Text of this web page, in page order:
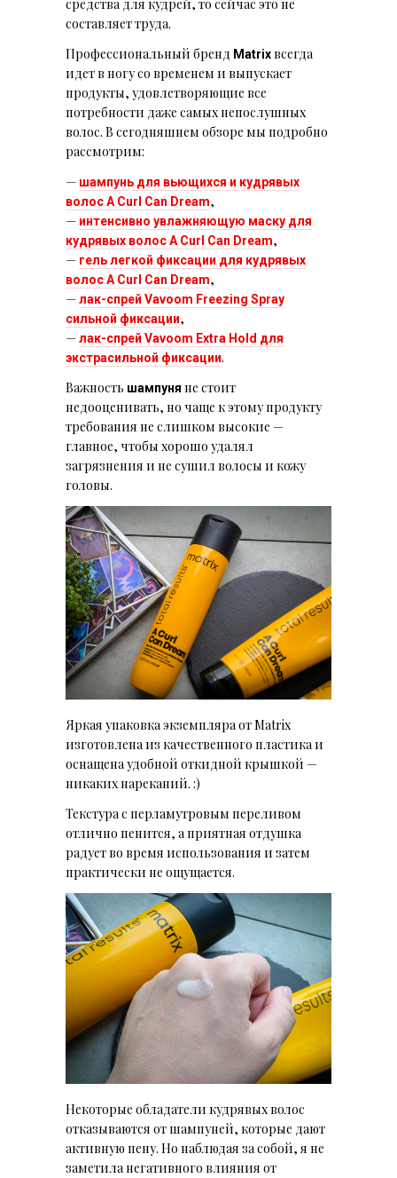
средства для кудрей, то сейчас это не
составляет труда.
Профессиональный бренд Matrixвсегда
идет в ногу со временем и выпускает
продукты, удовлетворяющие все
потребности даже самых непослушных
волос. В сегодняшнем обзоре мы подробно
рассмотрим:
— шампунь для вьющихся и кудрявых
волос A Curl Can Dream,
— интенсивно увлажняющую маску для
кудрявых волос A Curl Can Dream,
— гель легкой фиксации для кудрявых
волос A Curl Can Dream,
—лак-спрей Vavoom Freezing Spray
сильной фиксации,
—лак-спрей Vavoom Extra Hold для
экстрасильной фиксации.
Важность шампуня не стоит
недооценивать, но чаще к этому продукту
требования не слишком высокие —
главное, чтобы хорошо удалял
загрязнения и не сушил волосы и кожу
головы.
Яркая упаковка экземпляра от Matrix
изготовлена из качественного пластика и
оснащена удобной откидной крышкой —
никаких нареканий. :)
Текстура с перламутровым переливом
отлично пенится, а приятная отдушка
радует во время использования и затем
практически не ощущается.
Некоторые обладатели кудрявых волос
отказываются от шампуней, которые дают
активную пену. Но наблюдая за собой, я не
заметила негативного влияния от